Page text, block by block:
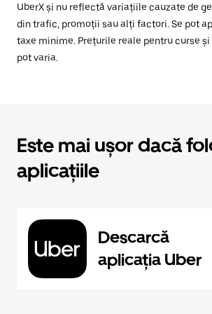
UberX și nu reflectă variațiile cauzate de
din trafic, promoții sau alți factori. Se pot
taxe minime. Prețurile reale pentru curse
pot varia.
Este mai ușor dacă
aplicațiile
Descarcă
aplicația Uber